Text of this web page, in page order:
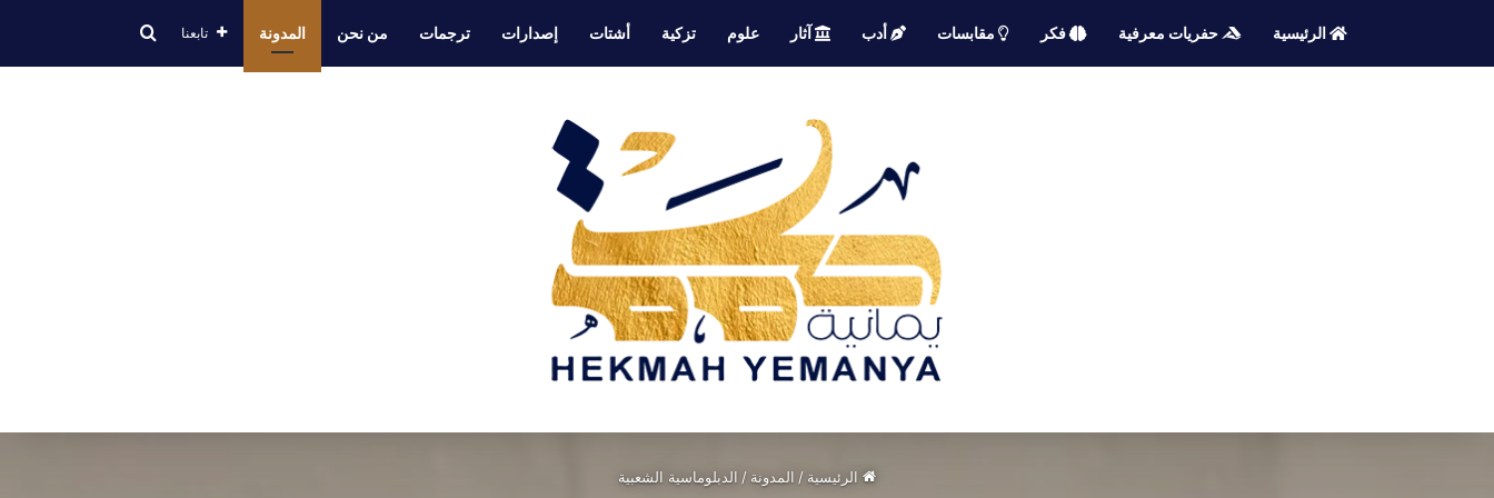
الرئيسية حفريات معرفية فكر مقابسات أدب آثار علوم تزكية أشتات إصدارات ترجمات من نحن المدونة تابعنا
الرئيسية / المدونة / الدبلوماسية الشعبية